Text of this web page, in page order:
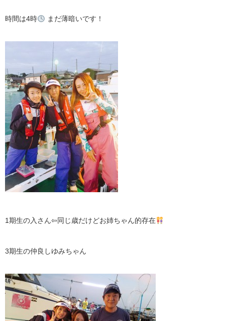
時間は4時 まだ薄暗いです！
1期生の入さん⇦同じ歳だけどお姉ちゃん的存在
3期生の仲良しゆみちゃん